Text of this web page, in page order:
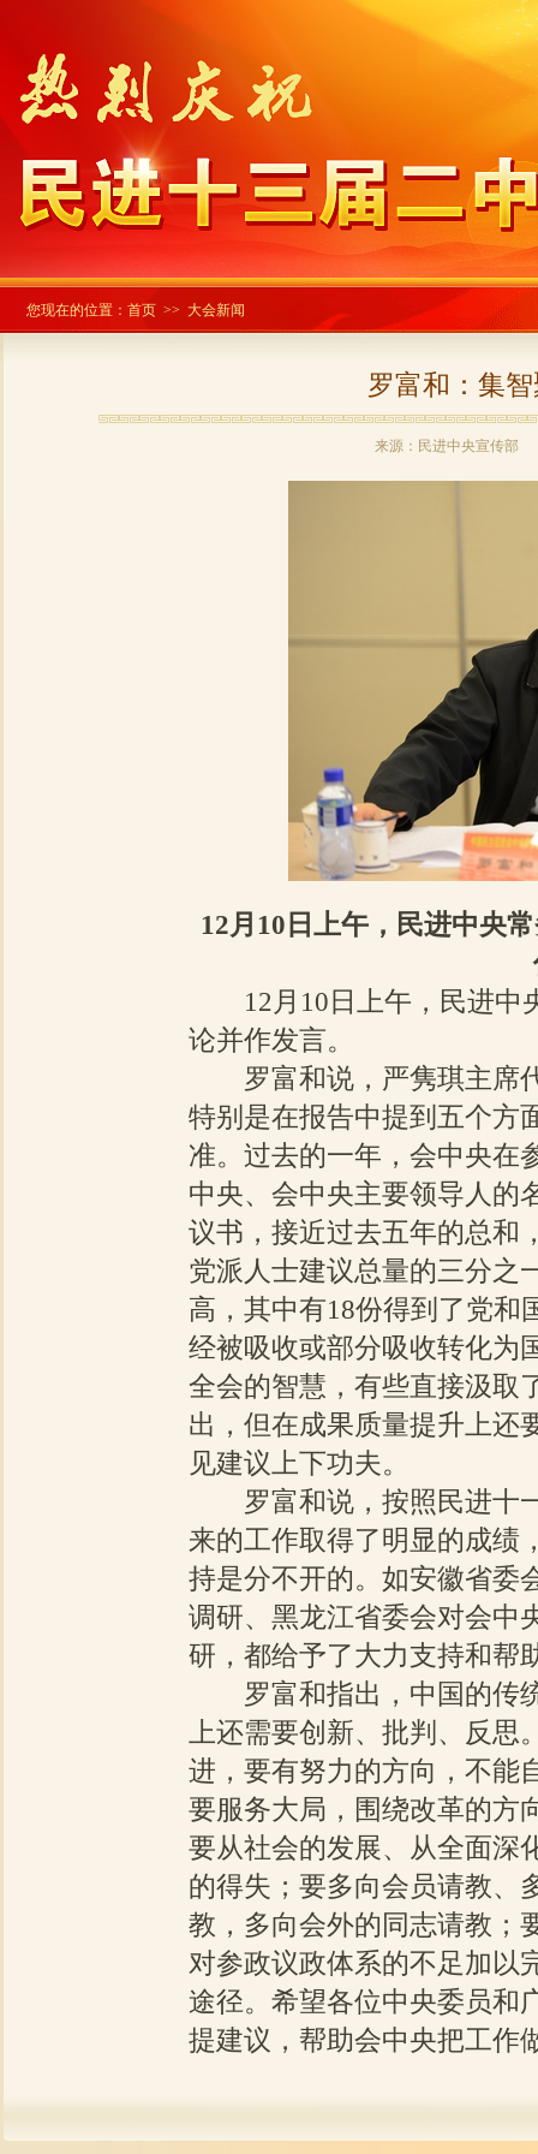
您现在的位置： 首页 >> 大会新闻
罗富和：集
来源：民进中央宣传
12月10日上午，民进中央
12月10日上午，民进中
论并作发言。
罗富和说，严隽琪主席
特别是在报告中提到五个方
准。过去的一年，会中央在
中央、会中央主要领导人的
议书，接近过去五年的总和
党派人士建议总量的三分之
高，其中有18份得到了党和
经被吸收或部分吸收转化为
全会的智慧，有些直接汲取
出，但在成果质量提升上还
见建议上下功夫。
罗富和说，按照民进十
来的工作取得了明显的成绩
持是分不开的。如安徽省委
调研、黑龙江省委会对会中
研，都给予了大力支持和帮
罗富和指出，中国的传
上还需要创新、批判、反
进，要有努力的方向，不能
要服务大局，围绕改革的方
要从社会的发展、从全面深
的得失；要多向会员请教、
教，多向会外的同志请教；
对参政议政体系的不足加以
途径。希望各位中央委员和
提建议，帮助会中央把工作